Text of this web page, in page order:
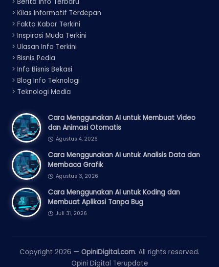
> Kilas Informatif Terdepan
> Fakta Kabar Terkini
> Inspirasi Muda Terkini
> Ulasan Info Terkini
> Bisnis Pedia
> Info Bisnis Bekasi
> Blog Info Teknologi
> Teknologi Media
Cara Menggunakan AI untuk Membuat Video
dan Animasi Otomatis
Agustus 4, 2026
Cara Menggunakan AI untuk Analisis Data dan
Membaca Grafik
Agustus 3, 2026
Cara Menggunakan AI untuk Koding dan
Membuat Aplikasi Tanpa Bug
Juli 31, 2026
Copyright 2026 — OpiniDigital.com. All rights reserved.
Opini Digital Terupdate